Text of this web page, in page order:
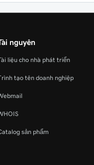
nguyên
liệu cho nhà phát triển
tạo tên doanh nghiệp
sản phẩm